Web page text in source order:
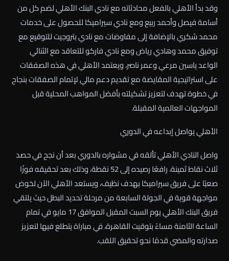
وقد بدأ الأهلي بالفعل محادثاته مع نادي البنك الأهلي لضم كل من
أسامة فيصل وأحمد ربيع ومع نادي سيراميكا للحصول على خدمات
محمد شكري بالإضافة إلى مفاوضات مع نادي بتروجيت للتوقيع مع
توفيق محمد وهادي رياض ومع نادي فاركو للتعاقد مع الثنائي
الواعد ياسين مرعي وعمر ناصر، ويعتمد الأهلي في هذه الصفقات
على استراتيجية المقايضة مع تقديم دعم مالي لإتمام الصفقات بنجاح
في خطوة تهدف لتعزيز تشكيلته بأفضل المواهب المحلية قبل
المواجهات العالمية المقبلة.
الأهلي يواصل إبداعه في الدوري
واصل النادي الأهلي تألقه في مشواره بالدوري بعد أن نجح في حصد
ثلاث نقاط ثمينة، رافعًا رصيده إلى 52 نقطة، وذلك بعد تحقيقه فوزًا
صعبًا على فريق سيراميكا بهدف نظيف، ويستعد الأهلي الآن لخوض
مواجهة قوية في الجولة السابعة من مرحلة تحديد البطل حيث يلتقي
فريق البنك الأهلي يوم السبت المقبل الموافق 17 مايو في تمام
الساعة الثامنة مساءً بتوقيت القاهرة، في مباراة يتطلع فيها لتعزيز
صدارته والمضي قدمًا نحو تحقيق اللقب.